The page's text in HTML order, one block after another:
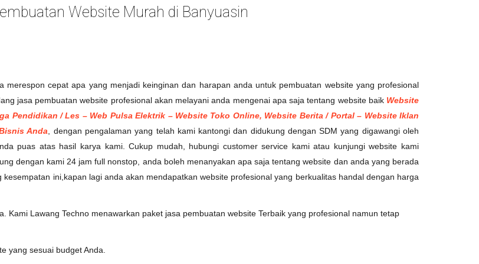
Website Murah di Banyuasin
merespon cepat apa yang menjadi keinginan dan harapan anda untuk pembuatan website yang profesional
jasa pembuatan website profesional akan melayani anda mengenai apa saja tentang website baik Website
Pendidikan / Les – Web Pulsa Elektrik – Website Toko Online, Website Berita / Portal – Website Iklan
Anda , dengan pengalaman yang telah kami kantongi dan didukung dengan SDM yang digawangi oleh
puas atas hasil karya kami. Cukup mudah, hubungi customer service kami atau kunjungi website kami
dengan kami 24 jam full nonstop, anda boleh menanyakan apa saja tentang website dan anda yang berada
ini,kapan lagi anda akan mendapatkan website profesional yang berkualitas handal dengan harga
Kami Lawang Techno menawarkan paket jasa pembuatan website Terbaik yang profesional namun tetap
yang sesuai budget Anda.